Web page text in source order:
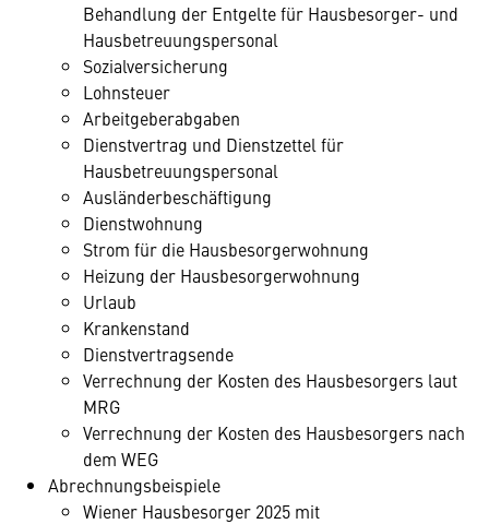
Behandlung der Entgelte für Hausbesorger- und
Hausbetreuungspersonal
Sozialversicherung
Lohnsteuer
Arbeitgeberabgaben
Dienstvertrag und Dienstzettel für
Hausbetreuungspersonal
Ausländerbeschäftigung
Dienstwohnung
Strom für die Hausbesorgerwohnung
Heizung der Hausbesorgerwohnung
Urlaub
Krankenstand
Dienstvertragsende
Verrechnung der Kosten des Hausbesorgers laut
MRG
Verrechnung der Kosten des Hausbesorgers nach
dem WEG
Abrechnungsbeispiele
Wiener Hausbesorger 2025 mit